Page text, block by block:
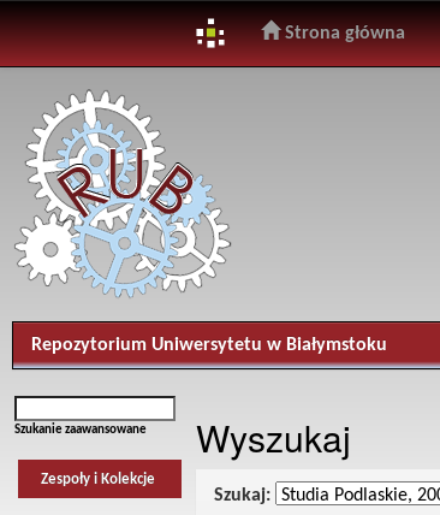
navigation
Strona główna
Repozytorium Uniwersytetu w Białymstoku
Szukanie zaawansowane
Zespoły i Kolekcje
Wyszukaj
Szukaj: